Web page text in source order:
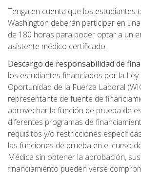
Tenga en cuenta que los estudiantes
Washington deberán participar en
de 180 horas para poder optar a un
asistente médico certificado.
Descargo de responsabilidad de
los estudiantes financiados por la
Oportunidad de la Fuerza Laboral
representante de fuente de
aprovechar la función de prueba de
diferentes programas de
requisitos y/o restricciones
las funciones de prueba en el curso
Médica sin obtener la aprobación,
financiamiento pueden verse